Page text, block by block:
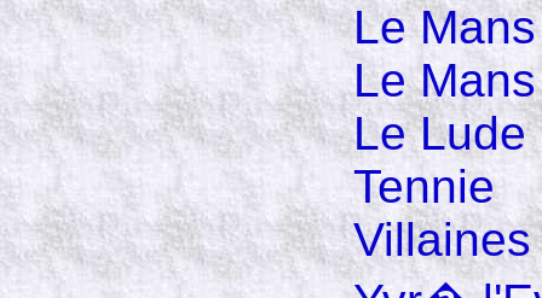
Le Mans
Le Mans
Le Lude
Tennie
Villaines